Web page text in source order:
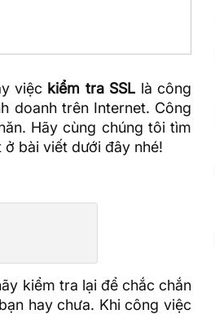
việc kiểm tra SSL là công
doanh trên Internet. Công
Hãy cùng chúng tôitìm
bài viết dưới đây nhé!
kiểm tra lại để chắc chắn
hay chưa. Khi công việc